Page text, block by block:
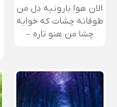
الان هوا بارونیه دل من
طوفانه چشات که خوابه
چشا من هنو تاره –